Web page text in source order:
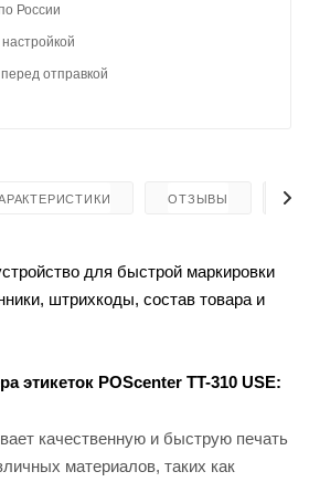
России
отправкой
ОТЗЫВЫ
для быстрой маркировки
штрихкоды, состав товара и
этикеток POScenter TT-310 USE:
качественную и быструю печать
материалов, таких как